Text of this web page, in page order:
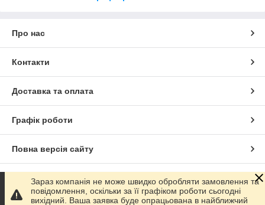
Про нас
Контакти
Доставка та оплата
Графік роботи
Повна версія сайту
Сайт створено на маркетплейсі Prom.ua
Зараз компанія не може швидко обробляти замовлення та
повідомлення, оскільки за її графіком роботи сьогодні
вихідний. Ваша заявка буде опрацьована в найближчий